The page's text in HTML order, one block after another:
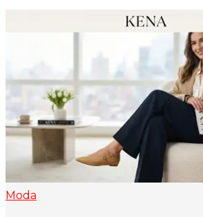
Moda